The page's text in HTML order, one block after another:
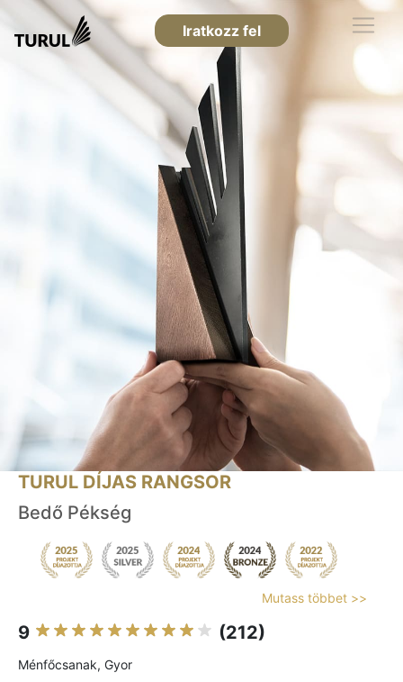
Iratkozz fel
TURUL DÍJAS RANGSOR
Bedő Pékség
Mutass többet >>
9 (212)
Ménfőcsanak, Gyor